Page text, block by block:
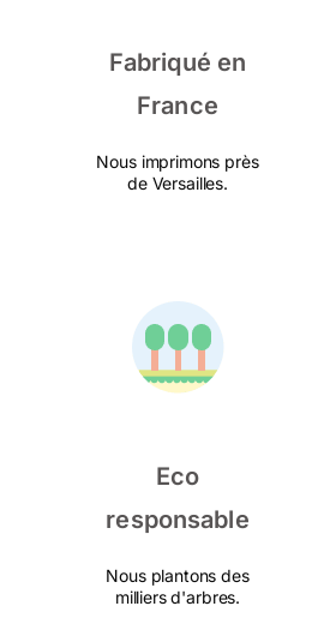
Fabriqué en
France
Nous imprimons près
de Versailles.
Eco
responsable
Nous plantons des
milliers d'arbres.